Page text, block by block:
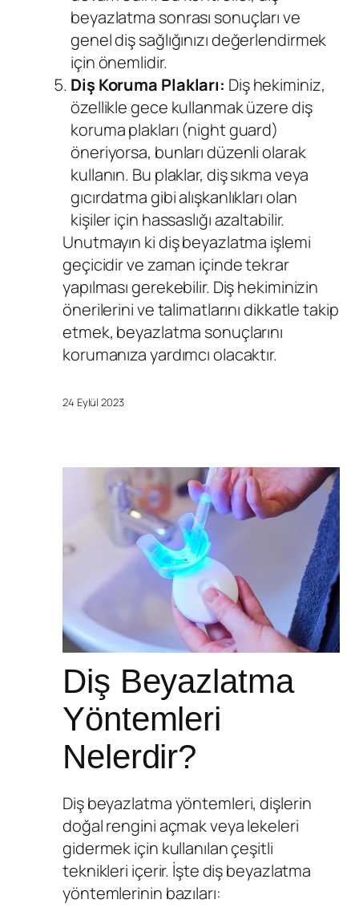
beyazlatma sonrası sonuçları ve
genel diş sağlığınızı değerlendirmek
için önemlidir.
Diş Koruma Plakları: Diş hekiminiz,
özellikle gece kullanmak üzere diş
koruma plakları (night guard)
öneriyorsa, bunları düzenli olarak
kullanın. Bu plaklar, diş sıkma veya
gıcırdatma gibi alışkanlıkları olan
kişiler için hassaslığı azaltabilir.
Unutmayın ki diş beyazlatma işlemi
geçicidir ve zaman içinde tekrar
yapılması gerekebilir. Diş hekiminizin
önerilerini ve talimatlarını dikkatle takip
etmek, beyazlatma sonuçlarını
korumanıza yardımcı olacaktır.
24 Eylül 2023
Diş Beyazlatma
Yöntemleri
Nelerdir?
Diş beyazlatma yöntemleri, dişlerin
doğal rengini açmak veya lekeleri
gidermek için kullanılan çeşitli
teknikleri içerir. İşte diş beyazlatma
yöntemlerinin bazıları: